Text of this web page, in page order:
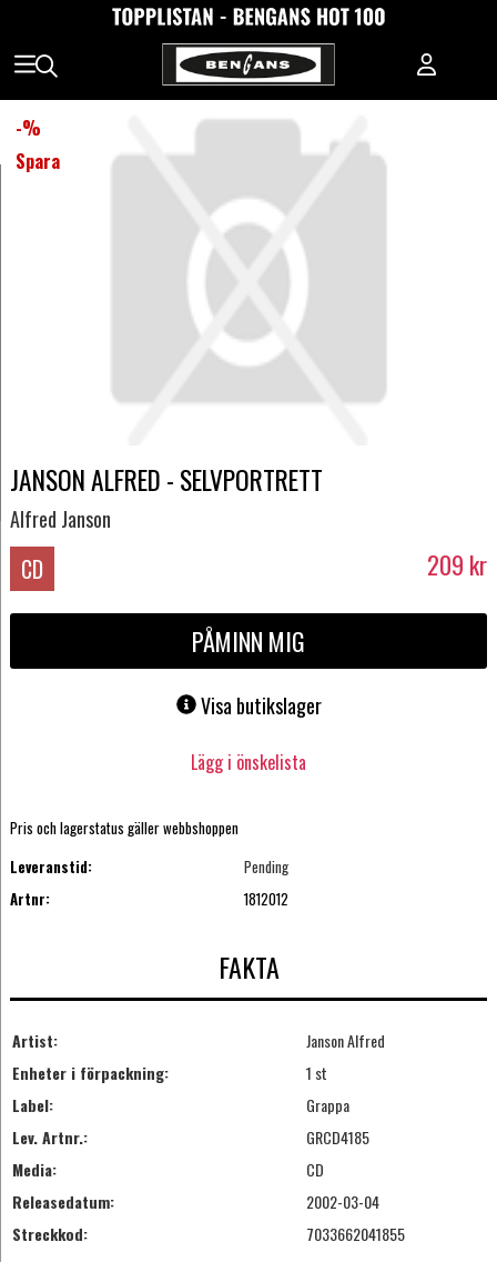
-%
Spara
JANSON ALFRED - SELVPORTRETT
Alfred Janson
CD 209 kr
PÅMINN MIG
Visa butikslager
Lägg i önskelista
Pris och lagerstatus gäller webbshoppen
Leveranstid:
Pending
Artnr:
1812012
FAKTA
Artist:
Janson Alfred
Enheter i förpackning:
1 st
Label:
Grappa
Lev. Artnr.:
GRCD4185
Media:
CD
Releasedatum:
2002-03-04
Streckkod:
7033662041855